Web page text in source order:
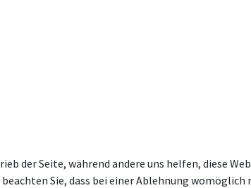
der Seite, während andere uns helfen, diese
Sie, dass bei einer Ablehnung